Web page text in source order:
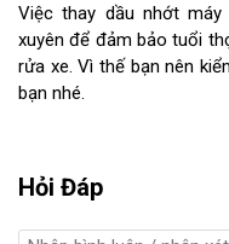
Việc thay dầu nhớt
xuyên để đảm bảo tuổi
rửa xe. Vì thế bạn nên
bạn nhé.
Hỏi Đáp